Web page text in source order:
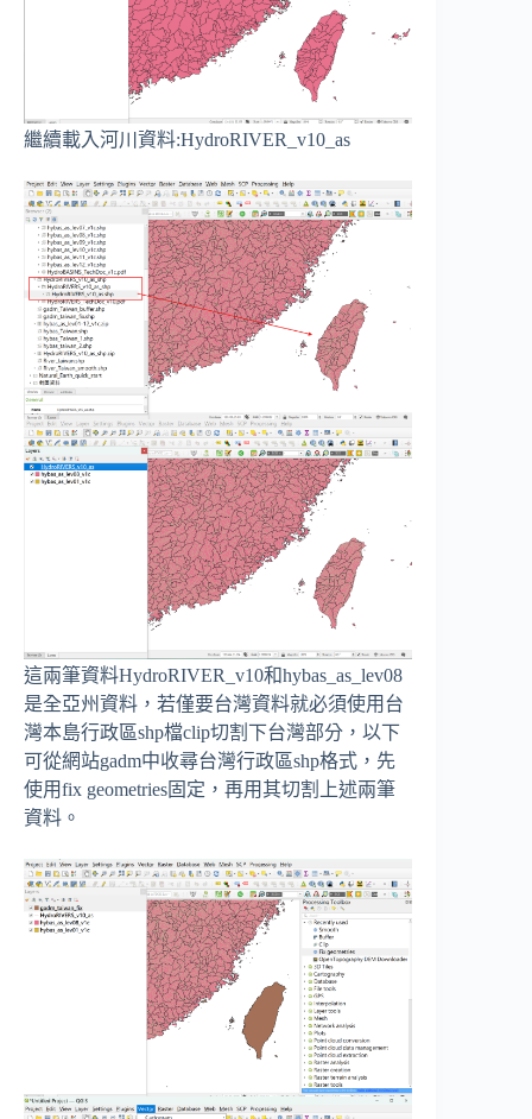
繼續載入河川資料:HydroRIVER_v10_as
這兩筆資料HydroRIVER_v10和hybas_as_lev08
是全亞州資料，若僅要台灣資料就必須使用台
灣本島行政區shp檔clip切割下台灣部分，以下
可從網站gadm中收尋台灣行政區shp格式，先
使用fix geometries固定，再用其切割上述兩筆
資料。